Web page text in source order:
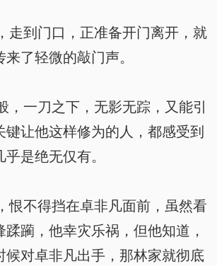
到门口，正准备开门离开，就
了轻微的敲门声。
一刀之下，无影无踪，又能引
键让他这样修为的人，都感受到
是绝无仅有。
不得挡在卓非凡面前，虽然看
躏，他幸灾乐祸，但他知道，
候对卓非凡出手，那林家就彻底